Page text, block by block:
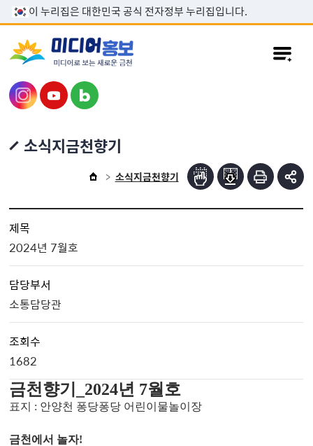
본문 바로가기
이 누리집은 대한민국 공식 전자정부 누리집입니다.
소식지금천향기
소식지금천향기
제목
2024년 7월호
담당부서
소통담당관
조회수
1682
금천향기 _2024년 7월호
표지 : 안양천 퐁당퐁당 어린이물놀이장
금천에서 놀자!